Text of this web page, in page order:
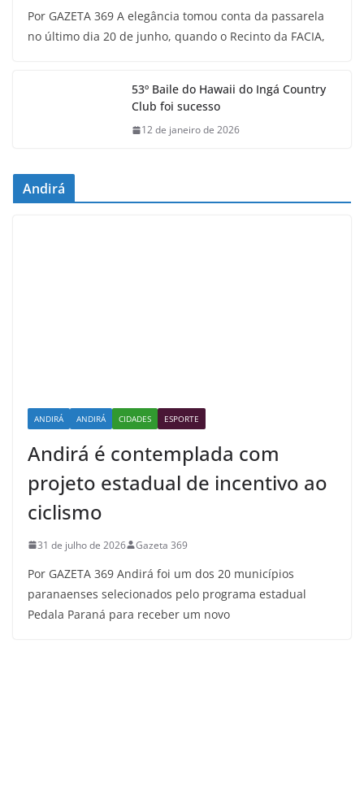
Por GAZETA 369 A elegância tomou conta da passarela
no último dia 20 de junho, quando o Recinto da FACIA,
53º Baile do Hawaii do Ingá Country
Club foi sucesso
12 de janeiro de 2026
Andirá
ANDIRÁ ANDIRÁ CIDADES ESPORTE
Andirá é contemplada com
projeto estadual de incentivo ao
ciclismo
31 de julho de 2026 Gazeta 369
Por GAZETA 369 Andirá foi um dos 20 municípios
paranaenses selecionados pelo programa estadual
Pedala Paraná para receber um novo